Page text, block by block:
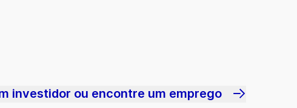
investidor ou encontre um emprego